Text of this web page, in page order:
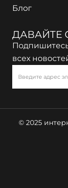
Блог
ДАВАЙТЕ
всех
© 2025